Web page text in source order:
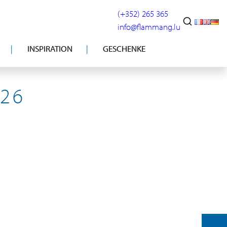
(+352) 265 365
info@flammang.lu
INSPIRATION GESCHENKE